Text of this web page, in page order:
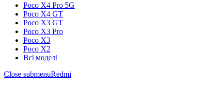
Poco X4 Pro 5G
Poco X4 GT
Poco X3 GT
Poco X3 Pro
Poco X3
Poco X2
Всі моделі
Close submenuRedmi